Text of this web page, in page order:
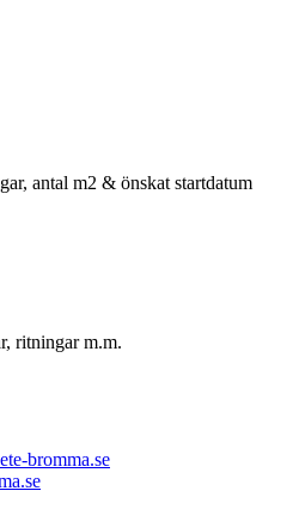
antal m2 & önskat startdatum
ritningar m.m.
bromma.se